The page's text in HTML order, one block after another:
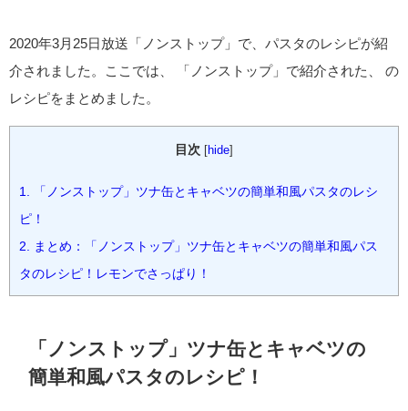
2020年3月25日放送「ノンストップ」で、パスタのレシピが紹
介されました。ここでは、 「ノンストップ」で紹介された、 の
レシピをまとめました。
目次 hide
1. 「ノンストップ」ツナ缶とキャベツの簡単和風パスタのレシ
ピ！
2. まとめ：「ノンストップ」ツナ缶とキャベツの簡単和風パス
タのレシピ！レモンでさっぱり！
「ノンストップ」ツナ缶とキャベツの
簡単和風パスタのレシピ！